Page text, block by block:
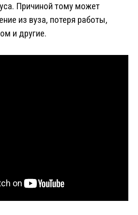
Причиной тому может
из вуза, потеря работы,
и другие.